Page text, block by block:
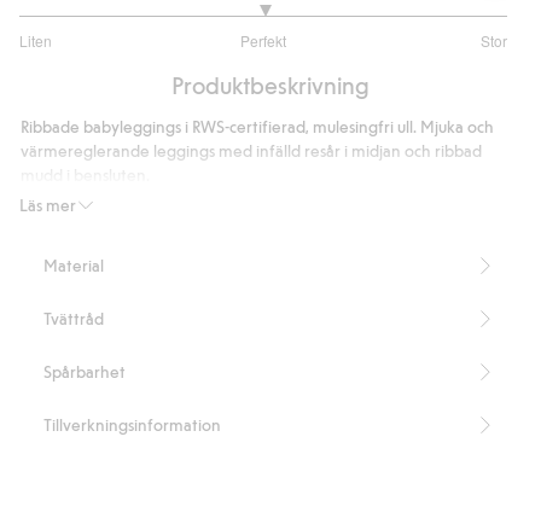
Liten Perfekt Stor
utav
22
betyg
Produktbeskrivning
Läs mer
Ribbade babyleggings i RWS-certifierad, mulesingfri ull. Mjuka och
värmereglerande leggings med infälld resår i midjan och ribbad
Innehåller 100% certifierad ull.
Material
Tvättråd
Spårbarhet
Tillverkningsinformation